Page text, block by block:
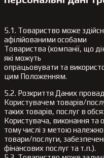
5.1. Товариство може
афілійованими особами
Товариства (компанії, що
які можуть
опрацьовувати та
цим Положенням.
5.2. Розкриття Даних
Користувачем товарів/
таких товарів, послуг в
Користувача, виконання та
тому числі з метою
товари/послуги,
фінансових послуг та т.п.).